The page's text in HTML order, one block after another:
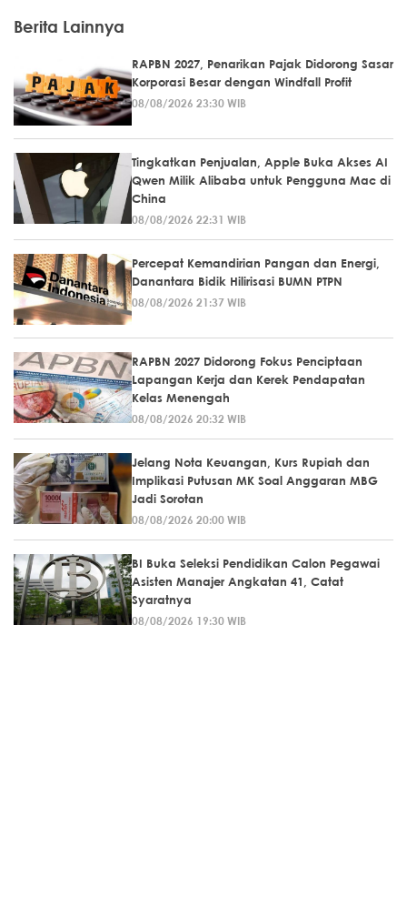
Berita Lainnya
RAPBN 2027, Penarikan Pajak Didorong Sasar
Korporasi Besar dengan Windfall Profit
08/08/2026 23:30 WIB
Tingkatkan Penjualan, Apple Buka Akses AI
Qwen Milik Alibaba untuk Pengguna Mac di
China
08/08/2026 22:31 WIB
Percepat Kemandirian Pangan dan Energi,
Danantara Bidik Hilirisasi BUMN PTPN
08/08/2026 21:37 WIB
RAPBN 2027 Didorong Fokus Penciptaan
Lapangan Kerja dan Kerek Pendapatan
Kelas Menengah
08/08/2026 20:32 WIB
Jelang Nota Keuangan, Kurs Rupiah dan
Implikasi Putusan MK Soal Anggaran MBG
Jadi Sorotan
08/08/2026 20:00 WIB
BI Buka Seleksi Pendidikan Calon Pegawai
Asisten Manajer Angkatan 41, Catat
Syaratnya
08/08/2026 19:30 WIB